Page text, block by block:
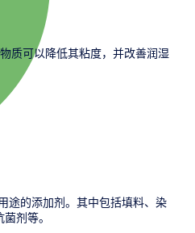
质可以降低其粘度，并改善润湿
途的添加剂。其中包括填料、染
剂等。